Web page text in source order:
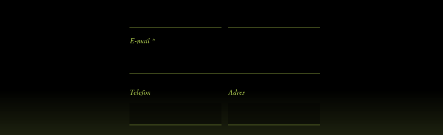
E-mail
Telefon Adres